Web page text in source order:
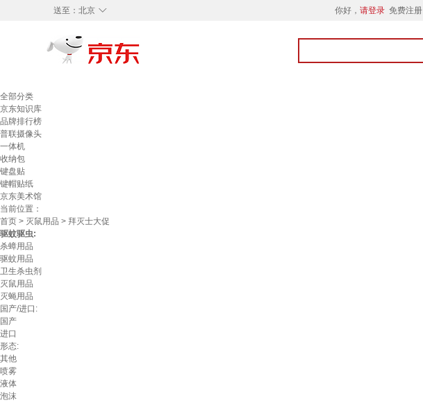
◇
送至： 北京 你好， 请登录 免费注册
全部分类
京东知识库
品牌排行榜
普联摄像头
一体机
收纳包
键盘贴
键帽贴纸
京东美术馆
当前位置：
首页 > 灭鼠用品 > 拜灭士大促
驱蚊驱虫:
杀蟑用品
驱蚊用品
卫生杀虫剂
灭鼠用品
灭蝇用品
国产/进口:
国产
进口
形态:
其他
喷雾
液体
泡沫